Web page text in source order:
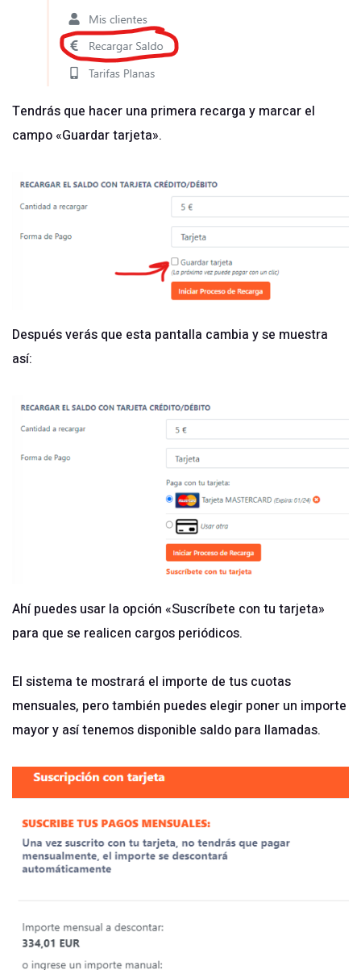
Tendrás que hacer una primera recarga y marcar el
campo «Guardar tarjeta».
Después verás que esta pantalla cambia y se muestra
así:
Ahí puedes usar la opción «Suscríbete con tu tarjeta»
para que se realicen cargos periódicos.
El sistema te mostrará el importe de tus cuotas
mensuales, pero también puedes elegir poner un importe
mayor y así tenemos disponible saldo para llamadas.